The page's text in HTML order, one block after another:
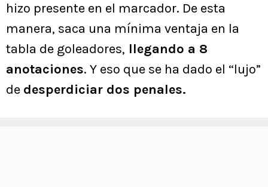
hizo presente en el marcador. De esta
manera, saca una mínima ventaja en la
tabla de goleadores, llegando a 8
anotaciones. Y eso que se ha dado el “lujo”
de desperdiciar dos penales.